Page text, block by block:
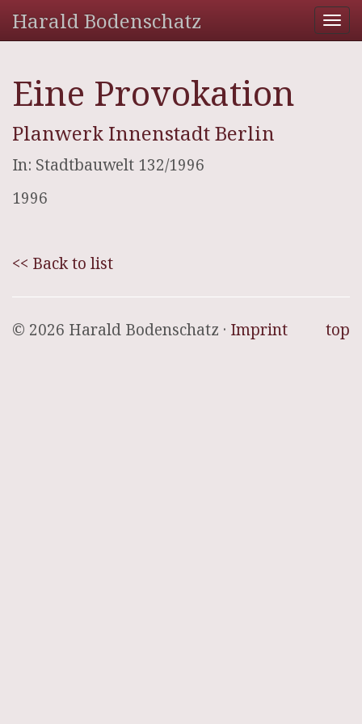
Harald Bodenschatz
Eine Provokation
Planwerk Innenstadt Berlin
In: Stadtbauwelt 132/1996
1996
<< Back to list
top
© 2026 Harald Bodenschatz · Imprint